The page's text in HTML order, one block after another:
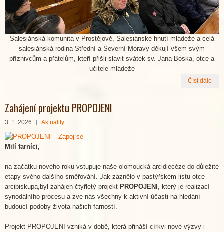
Salesiánská komunita v Prostějově, Salesiánské hnutí mládeže a celá
salesiánská rodina Střední a Severní Moravy děkují všem svým
příznivcům a přátelům, kteří přišli slavit svátek sv. Jana Boska, otce a
učitele mládeže
Číst dále
Zahájení projektu PROPOJENI
3. 1. 2026 Aktuality
Milí farníci,
na začátku nového roku vstupuje naše olomoucká arcidiecéze do důležité
etapy svého dalšího směřování. Jak zaznělo v pastýřském listu otce
arcibiskupa,byl zahájen čtyřletý projekt PROPOJENI , který je realizací
synodálního procesu a zve nás všechny k aktivní účasti na hledání
budoucí podoby života našich farností.
Projekt PROPOJENI vzniká v době, která přináší církvi nové výzvy i